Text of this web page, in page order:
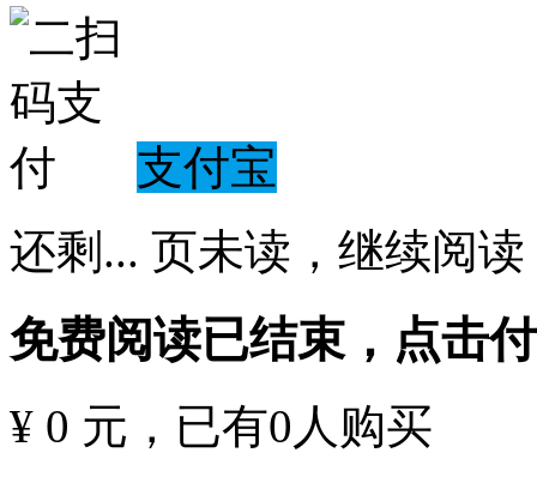
支付宝
还剩 ... 页未读， 继续阅读
免费阅读已结束，点击
¥ 0 元 ，已有0 人购买